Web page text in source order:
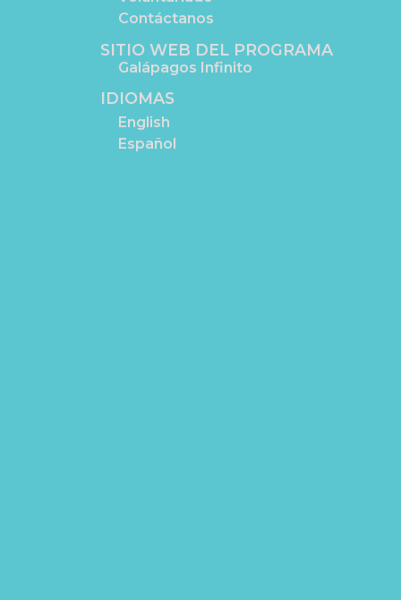
Contáctanos
SITIO WEB DEL PROGRAMA
Galápagos Infinito
IDIOMAS
English
Español